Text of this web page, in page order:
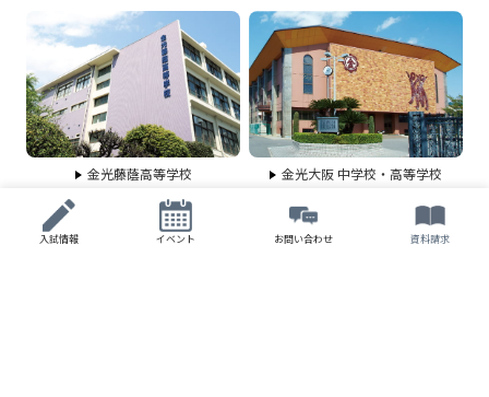
金光藤蔭高等学校 金光大阪 中学校・高等学校
入試情報 イベント お問い合わせ 資料請求